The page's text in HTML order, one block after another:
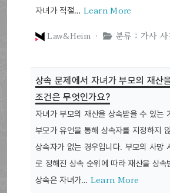
자녀가 적절… Learn More
Law&Heim ·
분류 : 가사 사
상속 문제에서 자녀가 부모의 재산
조건은 무엇인가요?
자녀가 부모의 재산을 상속받을 수 있는
부모가 유언을 통해 상속자를 지정하지
상속자가 없는 경우입니다. 부모의 사망
로 정해진 상속 순위에 따라 재산을 상속
상속은 자녀가… Learn More